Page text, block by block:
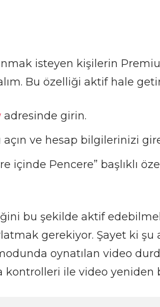
isteyen kişilerin
Bu özelliği aktif hale
adresinde girin.
açın ve hesap bilgilerinizi
içinde Pencere” başlıklı
bu şekilde aktif
gerekiyor. Şayet ki şu
oynatılan video
kontrolleri ile video yeniden